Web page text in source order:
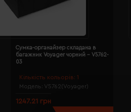
Кількість кольорів: 1
Модель: V5762(Voyager)
Сумка-органайзер складана в
багажник Voyager чорний - V5762-
03
1247.21 грн